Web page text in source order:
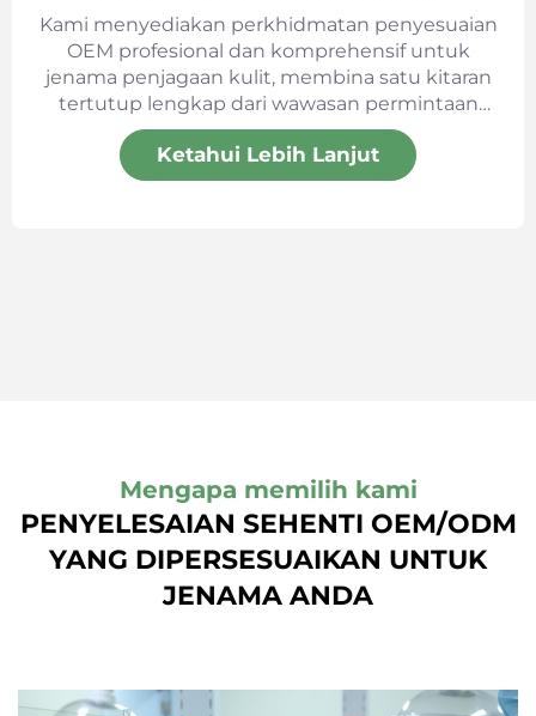
Pelancaran yang Cekap
Kami menyediakan perkhidmatan penyesuaian
OEM profesional dan komprehensif untuk
jenama penjagaan kulit, membina satu kitaran
tertutup lengkap dari wawasan permintaan
hingga penghantaran produk siap. Dengan
proses yang menggabungkan piawaian dan
kelenturan, kami membantu jenama
Ketahui Lebih Lanjut
Mengapa memilih kami
PENYELESAIAN SEHENTI OEM/ODM
YANG DIPERSESUAIKAN UNTUK
JENAMA ANDA